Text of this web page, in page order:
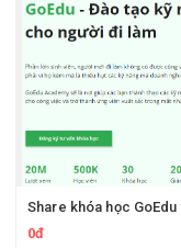
0đ